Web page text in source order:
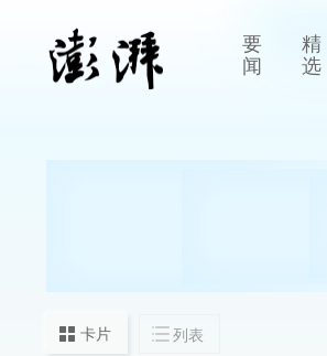
要
闻
精
选
卡片 列表